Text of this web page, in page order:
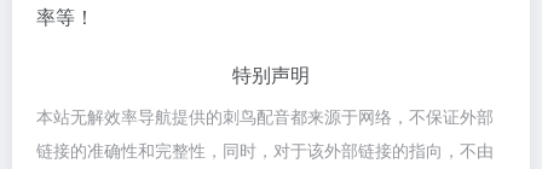
率等！
特别声明
本站无解效率导航提供的刺鸟配音都来源于网络，不保证外部
链接的准确性和完整性，同时，对于该外部链接的指向，不由